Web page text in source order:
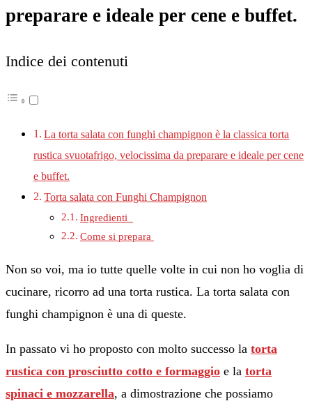
preparare e ideale per cene e buffet.
Indice dei contenuti
La torta salata con funghi champignon è la classica torta
rustica svuotafrigo, velocissima da preparare e ideale per cene
e buffet.
Torta salata con Funghi Champignon
Ingredienti
Come si prepara
Non so voi, ma io tutte quelle volte in cui non ho voglia di
cucinare, ricorro ad una torta rustica. La torta salata con
funghi champignon è una di queste.
In passato vi ho proposto con molto successo la torta
rustica con prosciutto cotto e formaggio e la torta
spinaci e mozzarella, a dimostrazione che possiamo